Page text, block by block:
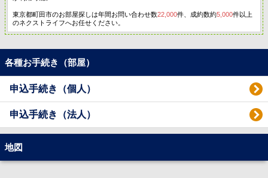
東京都町田市のお部屋探しは年間お問い合わせ数22,000件、成約数約5,000件以上
のネクストライフへお任せください。
各種お手続き（部屋）
申込手続き（個人）
申込手続き（法人）
地図